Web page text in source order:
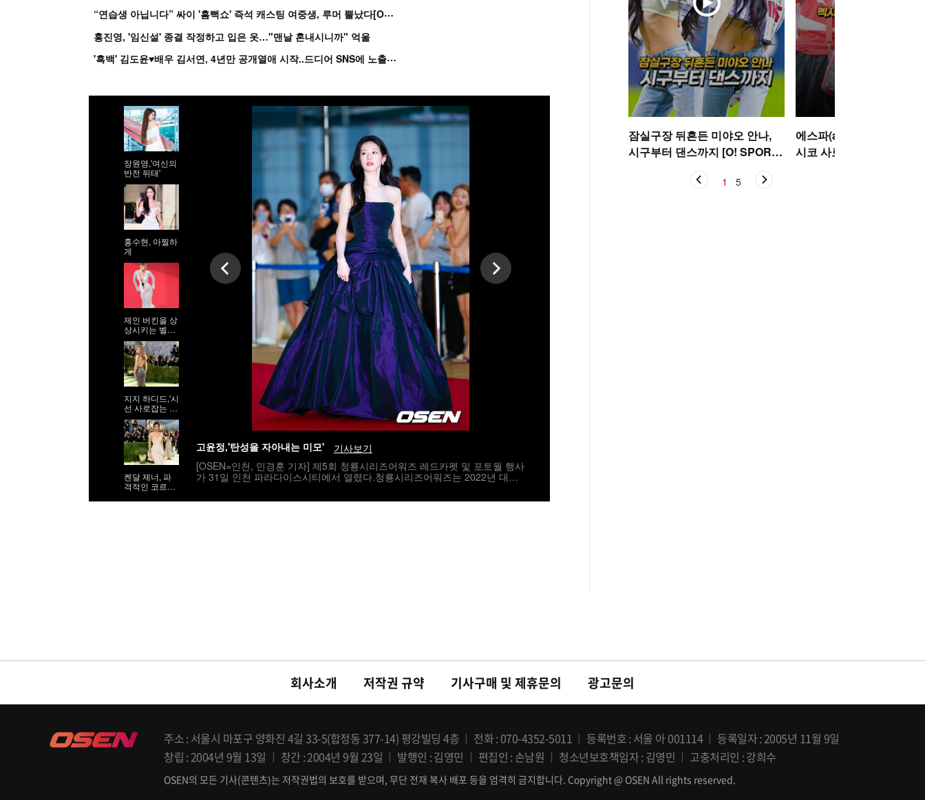
“
연습생 아닙니다” 싸이 '흠뻑쇼' 즉석 캐스팅 여중생, 루머 뿔났다[Oh!쎈 이...
홍진영, '임신설' 종결 작정하고 입은 옷…"맨날 혼내시니까" 억울
'
흑백' 김도윤♥배우 김서연, 4년만 공개열애 시작..드디어 SNS에 노출 [핫피...
장원영,'여신의
반전 뒤태'
홍수현, 아찔하
게
제인 버킨을 상
상시키는 벨라
하디드
지지 하디드,'시
선 사로잡는 9
등신 시스루 자
태'
켄달 제너, 파
격적인 코르셋
고윤정,'탄성을 자아내는 미모'
기사보기
[OSEN=인천, 민경훈 기자] 제5회 청룡시리즈어워즈 레드카펫 및 포토월 행사
가 31일 인천 파라다이스시티에서 열렸다.청룡시리즈어워즈는 2022년 대한
사회는 전현무와 임윤아로 5년 연속 호흡을 맞춘다.배우 고윤정이 레드카펫을
잠실구장 뒤흔든 미야오 안나,
시구부터 댄스까지 [O! SPORT
에스파(aespa) 카리나-윈
시코 사로잡은 태극기 여
1 5
회사소개 저작권 규약 기사구매 및 제휴문의 광고문의
주소 서울시 마포구 양화진 4길 33-5(합정동 377-14) 평강빌딩 4층 전화 070-4352-5011 등록번호 서울 아 001114 등록일자 2005년 11월 9일
창립 2004년 9월 13일 창간 2004년 9월 23일 발행인 김영민 편집인 손남원 청소년보호책임자 김영민 고충처리인 강희수
OSEN의 모든 기사(콘텐츠)는 저작권법의 보호를 받으며, 무단 전재 복사 배포 등을 엄격히 금지합니다. Copyright @ OSEN All rights reserved.